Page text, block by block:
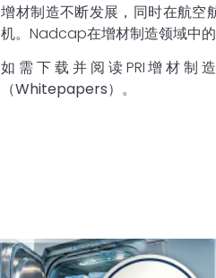
增材制造不断发展，同时在航空
机。Nadcap在增材制造领域中
如需下载并阅读PRI增材制
（Whitepapers）。